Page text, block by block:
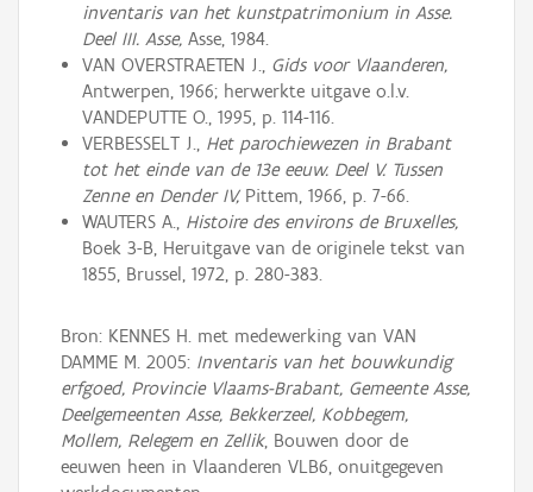
inventaris van het kunstpatrimonium in Asse.
Deel III. Asse,Asse, 1984.
VAN OVERSTRAETEN J., Gids voor Vlaanderen,
Antwerpen, 1966; herwerkte uitgave o.l.v.
VANDEPUTTE O., 1995, p. 114-116.
VERBESSELT J.,Het parochiewezen in Brabant
tot het einde van de 13e eeuw. Deel V. Tussen
Zenne en Dender IV, Pittem, 1966, p. 7-66.
WAUTERS A.,Histoire des environs de Bruxelles,
Boek 3-B, Heruitgave van de originele tekst van
1855, Brussel, 1972, p. 280-383.
Bron: KENNES H. met medewerking van VAN
DAMME M. 2005: Inventaris van het bouwkundig
erfgoed, Provincie Vlaams-Brabant, Gemeente Asse,
Deelgemeenten Asse, Bekkerzeel, Kobbegem,
Mollem, Relegem en Zellik, Bouwen door de
eeuwen heen in Vlaanderen VLB6, onuitgegeven